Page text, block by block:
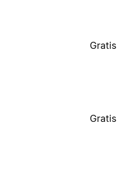
Gratis
Gratis